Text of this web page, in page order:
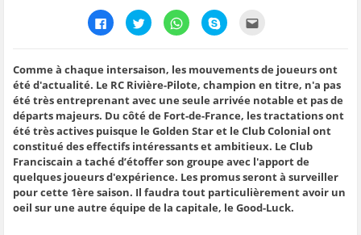
C
l
e
z
p
o
u
r
p
a
r
a
g
e
r
s
u
C
l
e
z
p
o
u
r
p
a
r
t
a
g
e
r
s
u
C
l
e
z
p
o
u
r
p
a
r
a
g
e
r
s
u
C
l
e
z
p
o
u
r
p
a
r
a
g
e
r
s
u
e
z
p
o
u
r
e
n
v
y
e
r
p
a
r
Comme à chaque intersaison, les mouvements de joueurs ont
été d'actualité. Le RC Rivière-Pilote, champion en titre, n'a pas
été très entreprenant avec une seule arrivée notable et pas de
départs majeurs. Du côté de Fort-de-France, les tractations ont
été très actives puisque le Golden Star et le Club Colonial ont
constitué des effectifs intéressants et ambitieux. Le Club
Franciscain a taché d’étoffer son groupe avec l'apport de
quelques joueurs d'expérience. Les promus seront à surveiller
pour cette 1ère saison. Il faudra tout particulièrement avoir un
oeil sur une autre équipe de la capitale, le Good-Luck.